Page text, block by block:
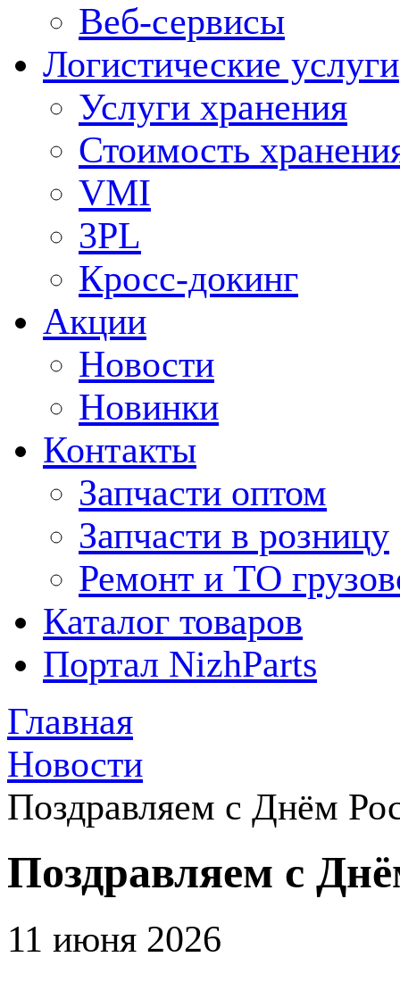
Веб-сервисы
Логистические услуги
Услуги хранения
Стоимость
VMI
3PL
Кросс-докинг
Акции
Новости
Новинки
Контакты
Запчасти оптом
Запчасти в розницу
Ремонт и ТО
Каталог товаров
Портал NizhParts
Главная
Новости
Поздравляем с Днём
Поздравляем с
11 июня 2026